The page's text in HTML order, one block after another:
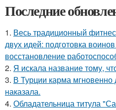
Последние
1. Весь традиционный
двух идей: подготовка
восстановление
2. Я искала название тому,
3. В Турции карма мгновенно
наказала.
4. Обладательница титула